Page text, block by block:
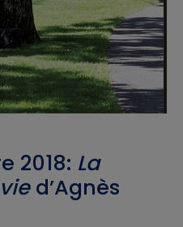
2018: La
d’Agnès